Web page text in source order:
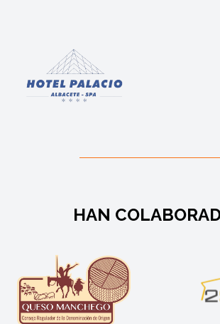
HAN